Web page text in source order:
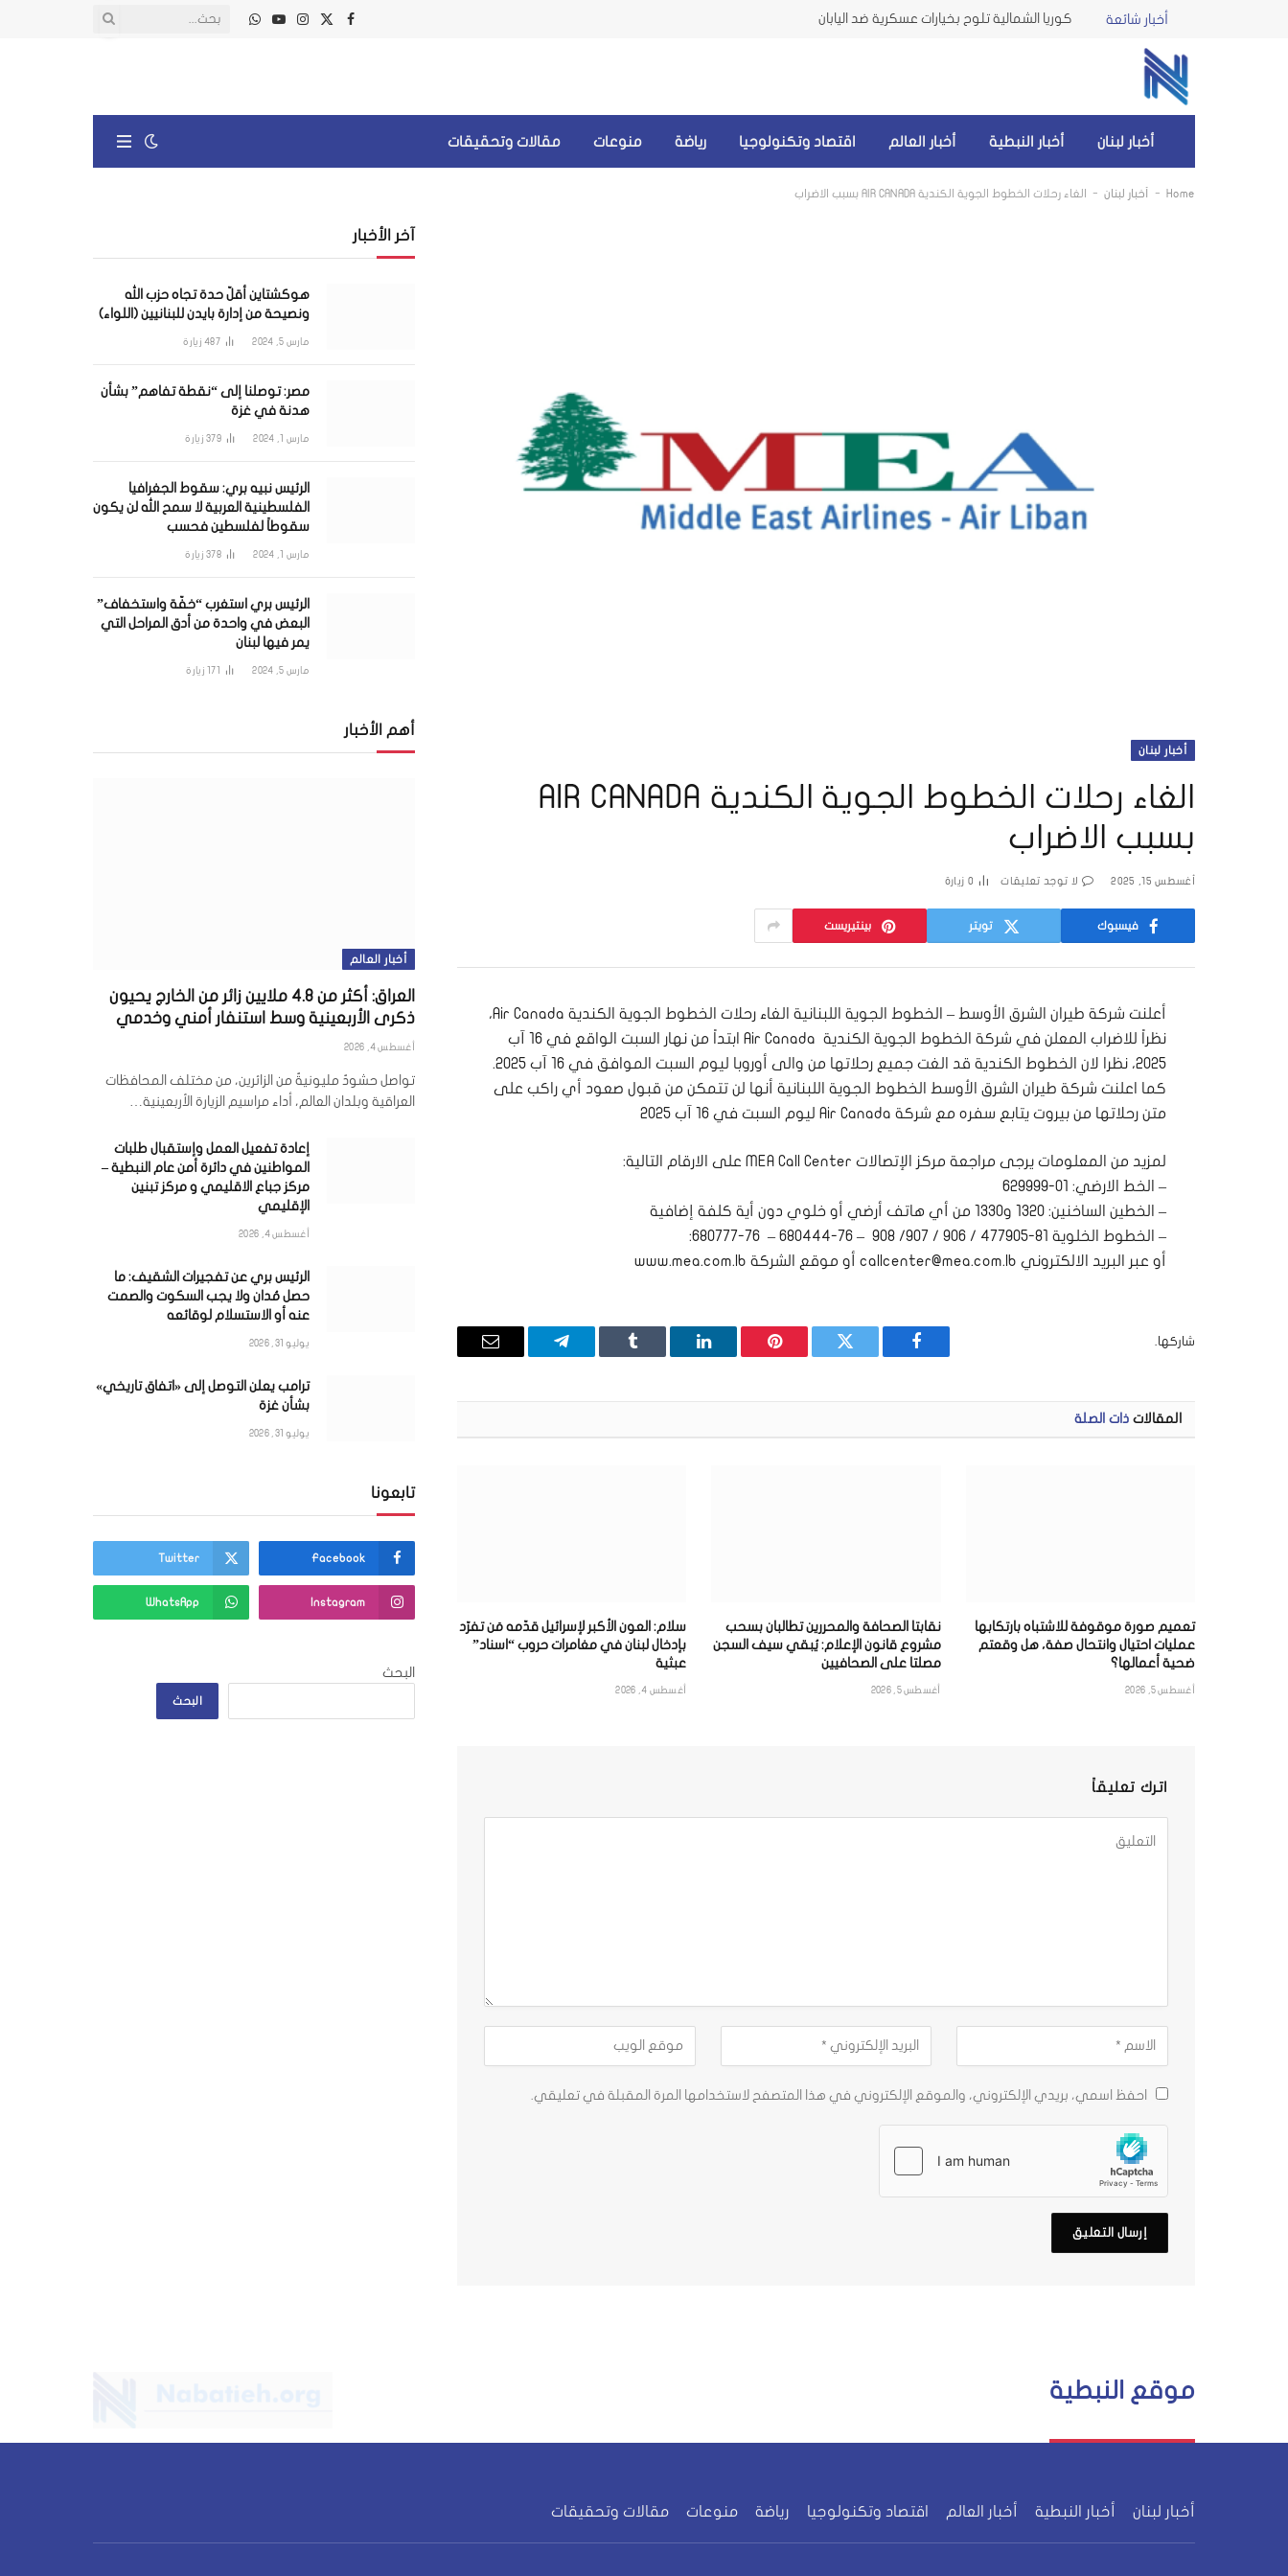
أخبار شائعة كوريا الشمالية تلوح بخيارات عسكرية ضد اليابان
فيسبوك
X
الانستغرام
يوتيوبواتساب
أخبار لبنان أخبار النبطية أخبار العالم اقتصاد وتكنولوجيا رياضة منوعات مقالات وتحقيقات
Home
- أخبار لبنان - الغاء رحلات الخطوط الجوية الكندية AIR CANADA بسبب الاضراب
أخبار لبنان
الغاء رحلات الخطوط الجوية الكندية AIR CANADA
بسبب الاضراب
أغسطس 15, 2025 لا توجد تعليقات 0 زيارة
فيسبوك تويتر بينتيريست
أعلنت شركة طيران الشرق الأوسط – الخطوط الجوية اللبنانية الغاء رحلات الخطوط الجوية الكندية Air Canada،
نظراً للاضراب المعلن في شركة الخطوط الجوية الكندية Air Canada ابتداً من نهار السبت الواقع في 16 آب
2025، نظرا لان الخطوط الكندية قد الغت جميع رحلاتها من والى أوروبا ليوم السبت الموافق في 16 آب 2025.
كما اعلنت شركة طيران الشرق الأوسط الخطوط الجوية اللبنانية أنها لن تتمكن من قبول صعود أي راكب على
متن رحلاتها من بيروت يتابع سفره مع شركة Air Canada ليوم السبت في 16 آب 2025
لمزيد من المعلومات يرجى مراجعة مركز الإتصالات MEA Call Center على الارقام التالية:
– الخط الارضي: 01-629999
– الخطين الساخنين: 1320 و1330 من أي هاتف أرضي أو خلوي دون أية كلفة إضافية
– الخطوط الخلوية 81-477905 / 906 / 907/ 908 – 76-680444 – 76-680777:
أو عبر البريد الالكتروني callcenter@mea.com.lb أو موقع الشركة www.mea.com.lb
شاركها.
فيسبوك تويتر بينتيريستلينكدإن Tumblr تيلقرام
البريد
المقالات ذات الصلة
تعميم صورة موقوفة للاشتباه بارتكابها
عمليات احتيال وانتحال صفة، هل وقعتم
ضحية أعمالها؟
أغسطس 5, 2026
نقابتا الصحافة والمحررين تطالبان بسحب
مشروع قانون الإعلام: يُبقي سيف السجن
مصلتا على الصحافيين
أغسطس 5, 2026
سلام: العون الأكبر لإسرائيل قدّمه مَن تفرّد
بإدخال لبنان في مغامرات حروب “اسناد”
عبثية
أغسطس 4, 2026
اترك تعليقاً
احفظ اسمي، بريدي الإلكتروني، والموقع الإلكتروني في هذا المتصفح لاستخدامها المرة المقبلة في تعليقي.
آخر الأخبار
هوكشتاين أقلّ حدة تجاه حزب الله
ونصيحة من إدارة بايدن للبنانيين (اللواء)
مارس 5, 2024 487 زيارة
مصر: توصلنا إلى “نقطة تفاهم” بشأن
هدنة في غزة
مارس 1, 2024 379 زيارة
الرئيس نبيه بري: سقوط الجغرافيا
الفلسطينية العربية لا سمح الله لن يكون
سقوطاً لفلسطين فحسب
مارس 1, 2024 378 زيارة
الرئيس بري استغرب “خفّة واستخفاف”
البعض في واحدة من أدق المراحل التي
يمر فيها لبنان
مارس 5, 2024 171 زيارة
أهم الأخبار
أخبار العالم
العراق: أكثر من 4.8 ملايين زائر من الخارج يحيون
ذكرى الأربعينية وسط استنفار أمني وخدمي
أغسطس 4, 2026
تواصل حشودٌ مليونيةٌ من الزائرين، من مختلف المحافظات
العراقية وبلدان العالم، أداء مراسيم الزيارة الأربعينية…
إعادة تفعيل العمل وإستقبال طلبات
المواطنين في دائرة أمن عام النبطية –
مركز جباع الاقليمي و مركز تبنين
الإقليمي
أغسطس 4, 2026
الرئيس بري عن تفجيرات الشقيف: ما
حصل مُدان ولا يجب السكوت والصمت
عنه أو الاستسلام لوقائعه
يوليو 31, 2026
ترامب يعلن التوصل إلى «اتفاق تاريخي»
بشأن غزة
يوليو 31, 2026
تابعونا
Facebook
Twitter
Instagram
WhatsApp
البحث
البحث
موقع النبطية
أخبار لبنان أخبار النبطية أخبار العالم اقتصاد وتكنولوجيا رياضة منوعات مقالات وتحقيقات